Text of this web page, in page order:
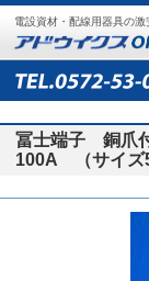
電設資材・配線用器具の激
冨士端子 銅爪
100A （サイ